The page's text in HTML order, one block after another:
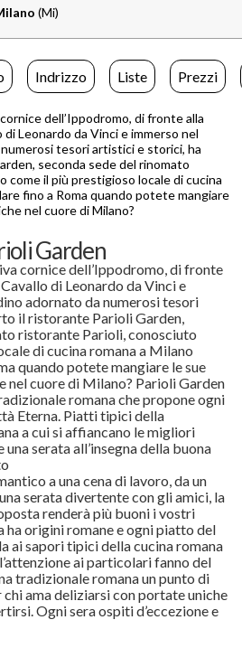
(Mi)
Indrizzo Liste Prezzi
dell’Ippodromo, di fronte alla
Leonardo da Vinci e immerso nel
tesori artistici e storici, ha
seconda sede del rinomato
come il più prestigioso locale di cucina
fino a Roma quando potete mangiare
nel cuore di Milano?
Garden
cornice dell’Ippodromo, di fronte
di Leonardo da Vinci e
adornato da numerosi tesori
il ristorante Parioli Garden,
ristorante Parioli, conosciuto
di cucina romana a Milano
quando potete mangiare le sue
nel cuore di Milano? Parioli Garden
romana che propone ogni
Eterna. Piatti tipici della
a cui si affiancano le migliori
serata all’insegna della buona
a una cena di lavoro, da un
serata divertente con gli amici, la
renderà più buoni i vostri
ha origini romane e ogni piatto del
ai sapori tipici della cucina romana
ai particolari fanno del
tradizionale romana un punto di
ama deliziarsi con portate uniche
Ogni sera ospiti d’eccezione e